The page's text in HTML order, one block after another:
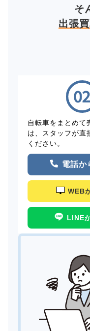
そ
出張
自転車をまとめて
は、スタッフが直
ください。
電話か
WEB
LINE